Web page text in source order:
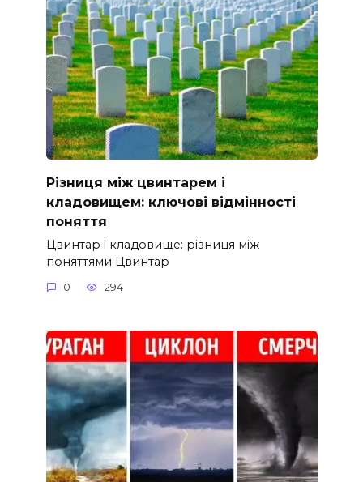
Різниця між цвинтарем і
кладовищем: ключові відмінності
поняття
Цвинтар і кладовище: різниця між
поняттями Цвинтар
0 294